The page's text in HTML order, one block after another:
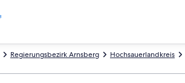
Hochsauerlandkreis
Regierungsbezirk Arnsberg